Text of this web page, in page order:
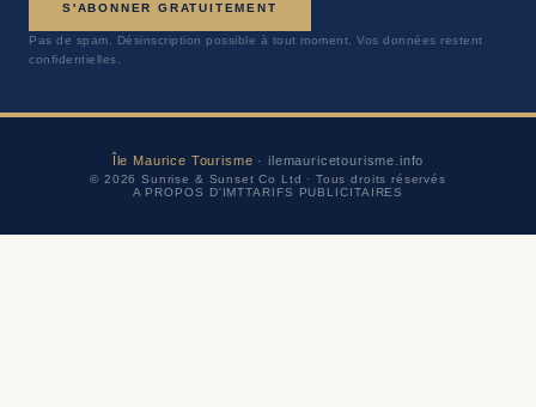
S'ABONNER GRATUITEMENT
Pas de spam. Désinscription possible à tout moment. Vos données restent
confidentielles.
Île Maurice Tourisme · ilemauricetourisme.info
© 2026 Sunrise & Sunset Co Ltd · Tous droits réservés
A PROPOS D'IMTTARIFS PUBLICITAIRES